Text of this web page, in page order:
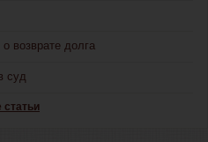
возврате долга
суд
статьи